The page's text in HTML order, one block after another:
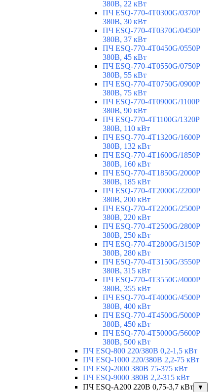
380В, 22 кВт
ПЧ ESQ-770-4T0300G/0370P
380В, 30 кВт
ПЧ ESQ-770-4T0370G/0450P
380В, 37 кВт
ПЧ ESQ-770-4T0450G/0550P
380В, 45 кВт
ПЧ ESQ-770-4T0550G/0750P
380В, 55 кВт
ПЧ ESQ-770-4T0750G/0900P
380В, 75 кВт
ПЧ ESQ-770-4T0900G/1100P
380В, 90 кВт
ПЧ ESQ-770-4T1100G/1320P
380В, 110 кВт
ПЧ ESQ-770-4T1320G/1600P
380В, 132 кВт
ПЧ ESQ-770-4T1600G/1850P
380В, 160 кВт
ПЧ ESQ-770-4T1850G/2000P
380В, 185 кВт
ПЧ ESQ-770-4T2000G/2200P
380В, 200 кВт
ПЧ ESQ-770-4T2200G/2500P
380В, 220 кВт
ПЧ ESQ-770-4T2500G/2800P
380В, 250 кВт
ПЧ ESQ-770-4T2800G/3150P
380В, 280 кВт
ПЧ ESQ-770-4T3150G/3550P
380В, 315 кВт
ПЧ ESQ-770-4T3550G/4000P
380В, 355 кВт
ПЧ ESQ-770-4T4000G/4500P
380В, 400 кВт
ПЧ ESQ-770-4T4500G/5000P
380В, 450 кВт
ПЧ ESQ-770-4T5000G/5600P
380В, 500 кВт
ПЧ ESQ-800 220/380В 0,2-1,5 кВт
ПЧ ESQ-1000 220/380В 2,2-75 кВт
ПЧ ESQ-2000 380В 75-375 кВт
ПЧ ESQ-9000 380В 2,2-315 кВт
ПЧ ESQ-A200 220В 0,75-3,7 кВт
▼